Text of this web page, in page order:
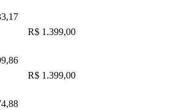
R$ 1.399,00
R$ 1.399,00